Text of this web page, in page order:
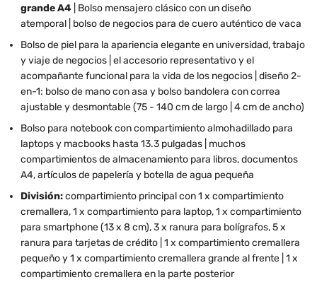
grande A4 | Bolso mensajero clásico con un diseño
atemporal | bolso de negocios para de cuero auténtico de vaca
Bolso de piel para la apariencia elegante en universidad, trabajo
y viaje de negocios | el accesorio representativo y el
acompañante funcional para la vida de los negocios | diseño 2-
en-1: bolso de mano con asa y bolso bandolera con correa
ajustable y desmontable (75 - 140 cm de largo | 4 cm de ancho)
Bolso para notebook con compartimiento almohadillado para
laptops y macbooks hasta 13.3 pulgadas | muchos
compartimientos de almacenamiento para libros, documentos
A4, artículos de papelería y botella de agua pequeña
División:compartimiento principal con 1 x compartimiento
cremallera, 1 x compartimiento para laptop, 1 x compartimiento
para smartphone (13 x 8 cm), 3 x ranura para bolígrafos, 5 x
ranura para tarjetas de crédito | 1 x compartimiento cremallera
pequeño y 1 x compartimiento cremallera grande al frente | 1 x
compartimiento cremallera en la parte posterior